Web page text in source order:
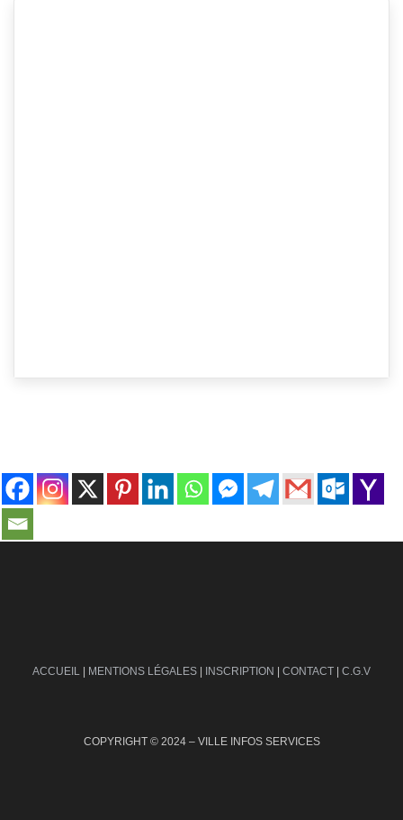
ACCUEIL | MENTIONS LÉGALES | INSCRIPTION | CONTACT | C.G.V
COPYRIGHT © 2024 – VILLE INFOS SERVICES